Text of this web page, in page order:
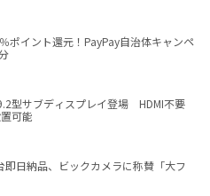
ポイント還元！PayPay自治体キャンペ
型サブディスプレイ登場 HDMI不要
可能
日納品、ビックカメラに称賛「大フ